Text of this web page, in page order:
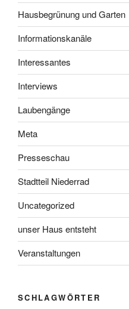
Hausbegrünung und Garten
Informationskanäle
Interessantes
Interviews
Laubengänge
Meta
Presseschau
Stadtteil Niederrad
Uncategorized
unser Haus entsteht
Veranstaltungen
SCHLAGWÖRTER